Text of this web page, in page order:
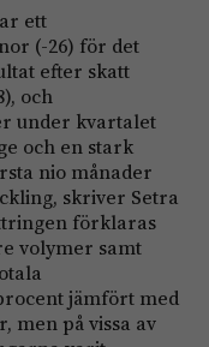
ett
(-26) för det
efter skatt
och
under kvartalet
och en stark
nio månader
skriver Setra
förklaras
volymer samt
jämfört med
men på vissa av